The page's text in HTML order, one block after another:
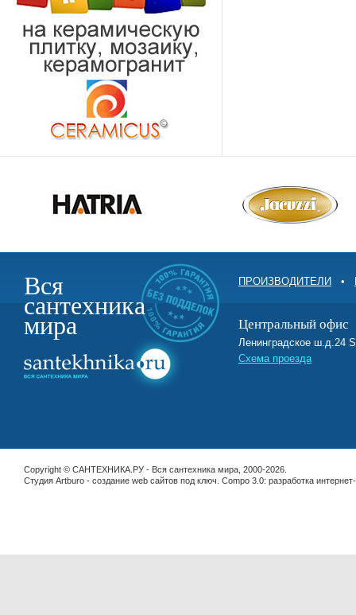
Вся
сантехника
мира
ПРОИЗВОДИТЕЛИ •
Центральный офис
Ленинградское ш.д.24
Схема проезда
Copyright © САНТЕХНИКА.РУ - Вся сантехника мира, 2000-2026.
Студия Artburo - cоздание web сайтов под ключ . Compo 3.0: разработка